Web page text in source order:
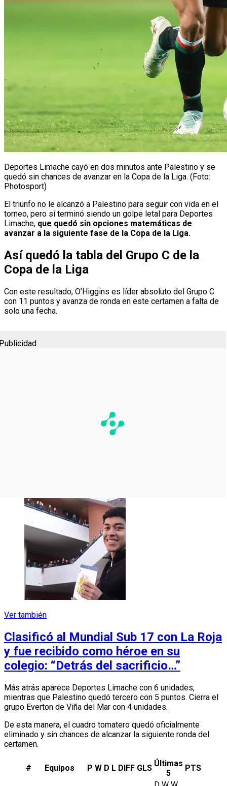
Deportes Limache cayó en dos minutos ante Palestino y se
quedó sin chances de avanzar en la Copa de la Liga. (Foto:
Photosport)
El triunfo no le alcanzó a Palestino para seguir con vida en el
torneo, pero sí terminó siendo un golpe letal para Deportes
Limache, que quedó sin opciones matemáticas de
avanzar a la siguiente fase de la Copa de la Liga.
Así quedó la tabla del Grupo C de la
Copa de la Liga
Con este resultado, O’Higgins es líder absoluto del Grupo C
con 11 puntos y avanza de ronda en este certamen a falta de
solo una fecha.
Ver también
Clasificó al Mundial Sub 17 con La Roja
y fue recibido como héroe en su
colegio: “Detrás del sacrificio…”
Más atrás aparece Deportes Limache con 6 unidades,
mientras que Palestino quedó tercero con 5 puntos. Cierra el
grupo Everton de Viña del Mar con 4 unidades.
De esta manera, el cuadro tomatero quedó oficialmente
eliminado y sin chances de alcanzar la siguiente ronda del
certamen.
# Equipos P W D L DIFF GLS Últimas
5
PTS